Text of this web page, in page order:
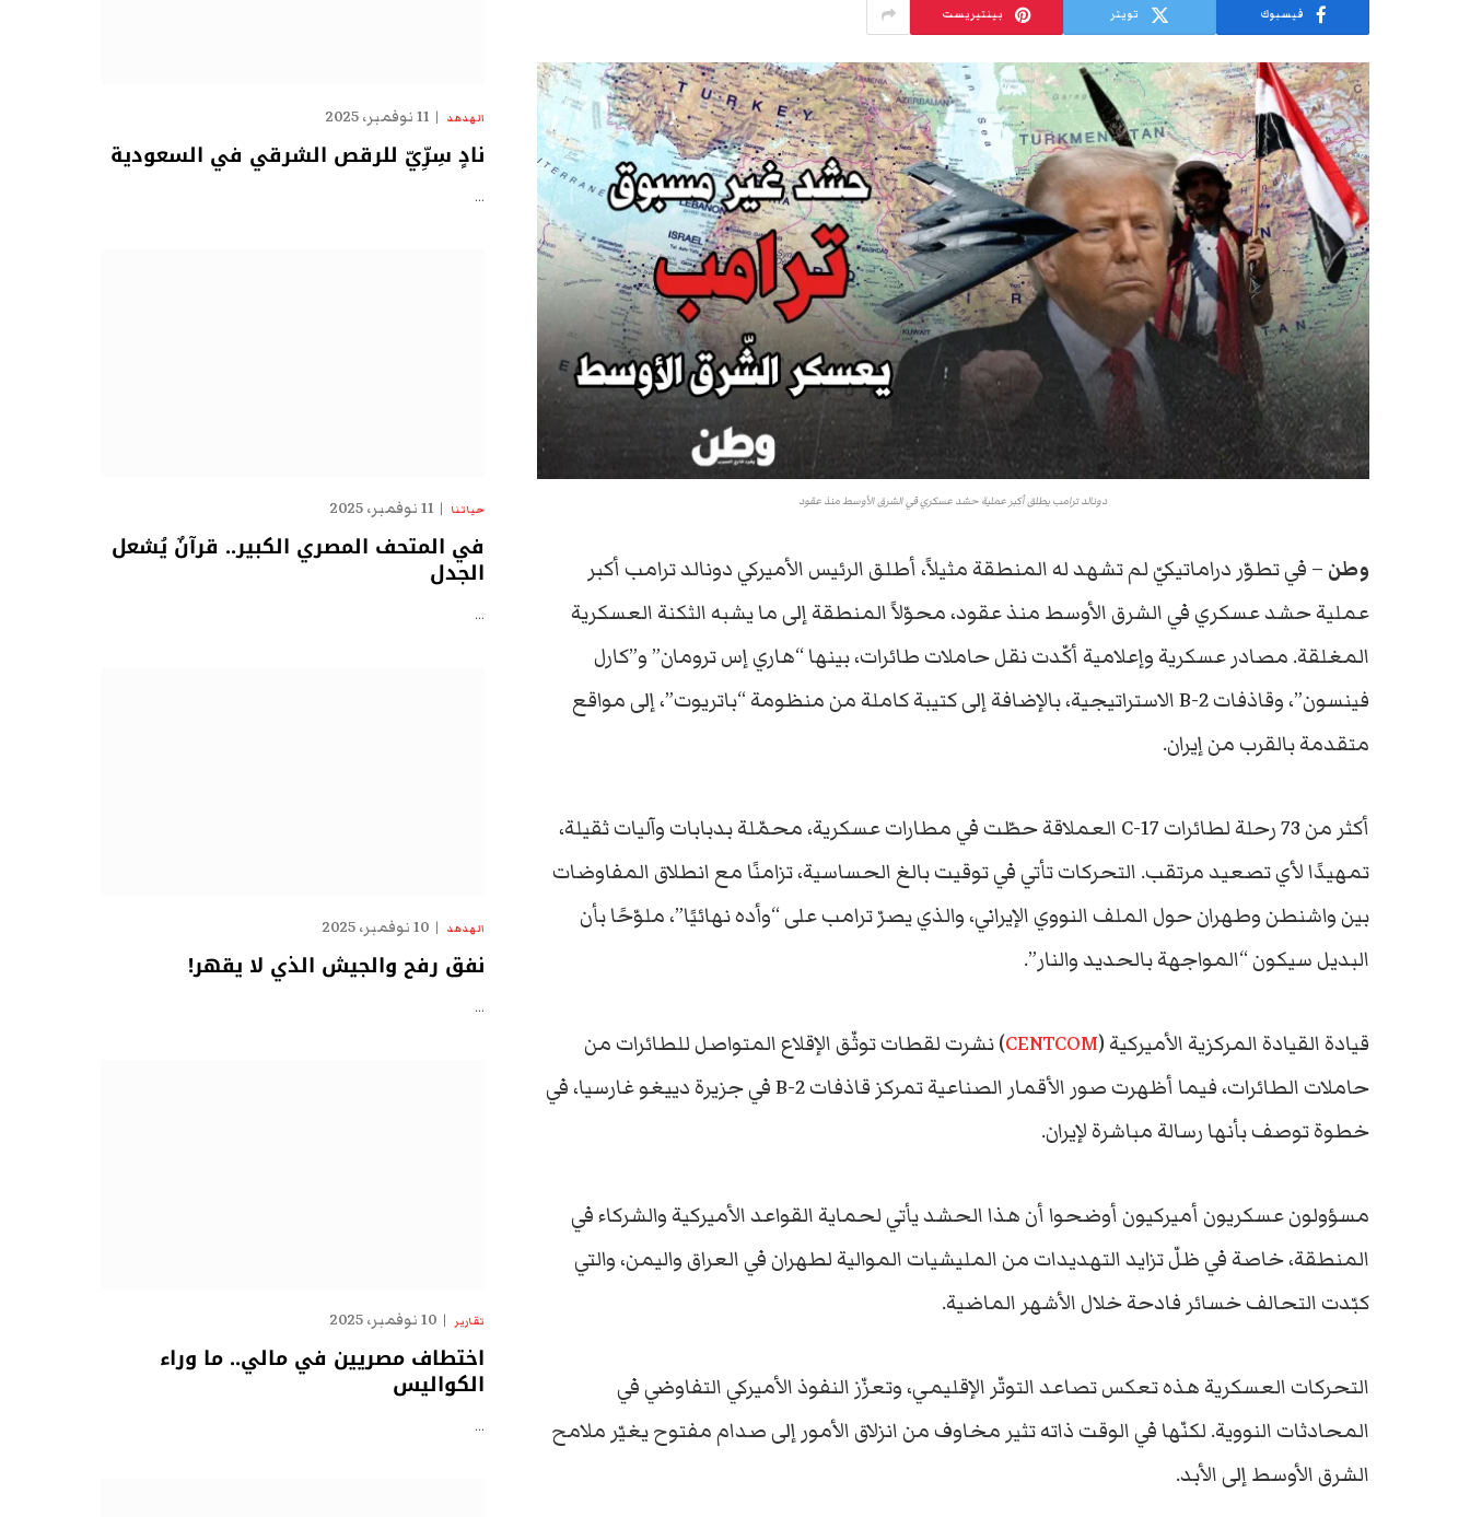
فيسبوك تويتر بينتيريست
دونالد ترامب يطلق أكبر عملية حشد عسكري في الشرق الأوسط منذ عقود
وطن – في تطوّر دراماتيكيّ لم تشهد له المنطقة مثيلاً، أطلق الرئيس الأميركي دونالد ترامب أكبر
عملية حشد عسكري في الشرق الأوسط منذ عقود، محوّلاً المنطقة إلى ما يشبه الثكنة العسكرية
المغلقة. مصادر عسكرية وإعلامية أكّدت نقل حاملات طائرات، بينها “هاري إس ترومان” و”كارل
فينسون”، وقاذفات B-2 الاستراتيجية، بالإضافة إلى كتيبة كاملة من منظومة “باتريوت”، إلى مواقع
متقدمة بالقرب من إيران.
أكثر من 73 رحلة لطائرات C-17 العملاقة حطّت في مطارات عسكرية، محمّلة بدبابات وآليات ثقيلة،
تمهيدًا لأي تصعيد مرتقب. التحركات تأتي في توقيت بالغ الحساسية، تزامنًا مع انطلاق المفاوضات
بين واشنطن وطهران حول الملف النووي الإيراني، والذي يصرّ ترامب على “وأده نهائيًا”، ملوّحًا بأن
البديل سيكون “المواجهة بالحديد والنار”.
قيادة القيادة المركزية الأميركية (CENTCOM) نشرت لقطات توثّق الإقلاع المتواصل للطائرات من
حاملات الطائرات، فيما أظهرت صور الأقمار الصناعية تمركز قاذفات B-2 في جزيرة دييغو غارسيا، في
خطوة توصف بأنها رسالة مباشرة لإيران.
مسؤولون عسكريون أميركيون أوضحوا أن هذا الحشد يأتي لحماية القواعد الأميركية والشركاء في
المنطقة، خاصة في ظلّ تزايد التهديدات من المليشيات الموالية لطهران في العراق واليمن، والتي
كبّدت التحالف خسائر فادحة خلال الأشهر الماضية.
التحركات العسكرية هذه تعكس تصاعد التوتّر الإقليمي، وتعزّز النفوذ الأميركي التفاوضي في
المحادثات النووية. لكنّها في الوقت ذاته تثير مخاوف من انزلاق الأمور إلى صدام مفتوح يغيّر ملامح
الشرق الأوسط إلى الأبد.
الهدهد 11 نوفمبر، 2025
نادٍ سِرِّيّ للرقص الشرقي في السعودية
…
حياتنا 11 نوفمبر، 2025
في المتحف المصري الكبير.. قرآنٌ يُشعل
الجدل
…
الهدهد 10 نوفمبر، 2025
نفق رفح والجيش الذي لا يقهر!
…
تقارير 10 نوفمبر، 2025
اختطاف مصريين في مالي.. ما وراء
الكواليس
…